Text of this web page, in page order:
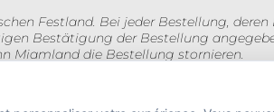
Festland. Bei jeder Bestellung,
Bestätigung der Bestellung
Miamland die Bestellung stornieren.
Gewerbetreibende exklusive